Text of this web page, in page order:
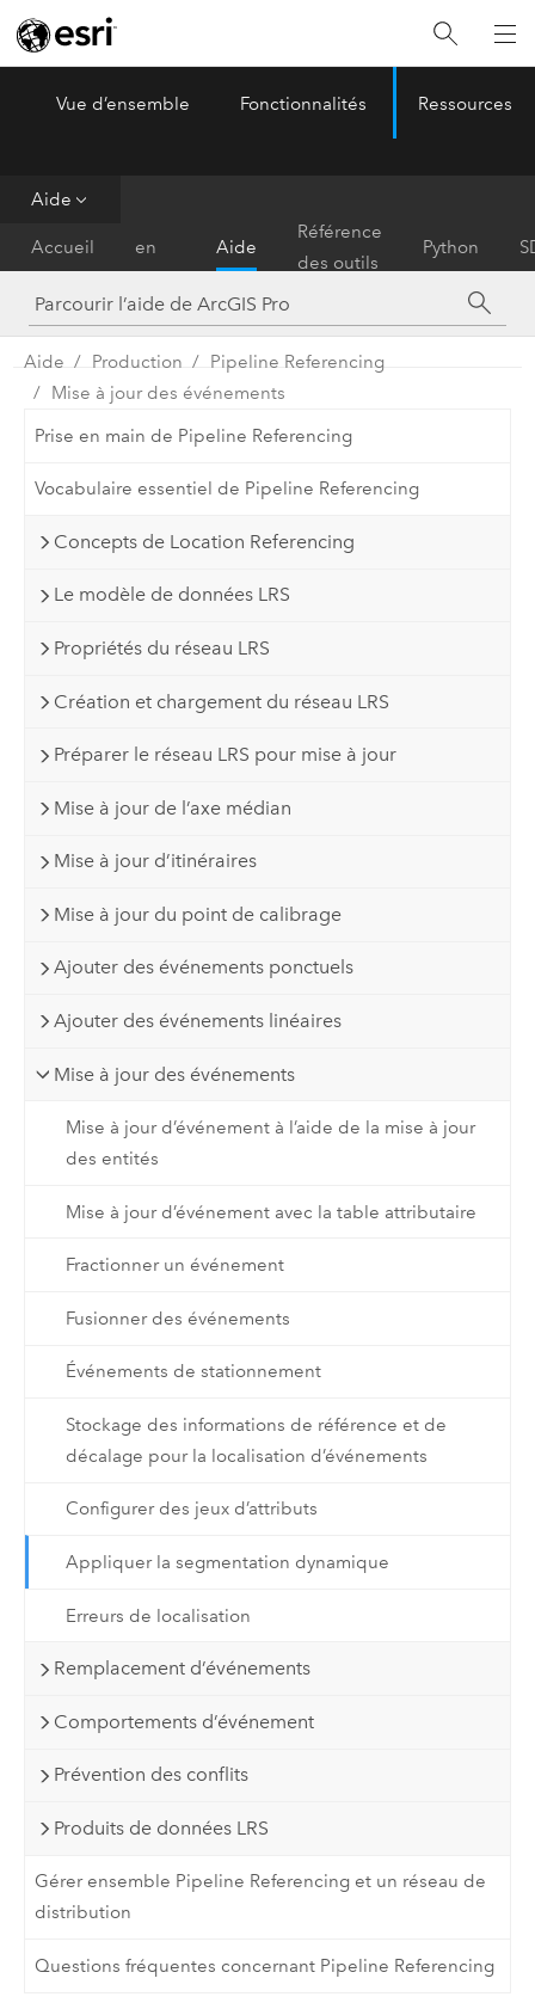
ArcGIS Pro
Vue d’ensemble Fonctionnalités Ressources
Aide
Accueil
en
main
Aide
Référence
des outils
Python
Aide Production
Pipeline Referencing
Mise à jour des événements
Prise en main de Pipeline Referencing
Vocabulaire essentiel de Pipeline Referencing
Concepts de Location Referencing
Le modèle de données LRS
Propriétés du réseau LRS
Création et chargement du réseau LRS
Préparer le réseau LRS pour mise à jour
Mise à jour de l’axe médian
Mise à jour d’itinéraires
Mise à jour du point de calibrage
Ajouter des événements ponctuels
Ajouter des événements linéaires
Mise à jour des événements
Mise à jour d’événement à l’aide de la mise à jour
des entités
Mise à jour d’événement avec la table attributaire
Fractionner un événement
Fusionner des événements
Événements de stationnement
Stockage des informations de référence et de
décalage pour la localisation d’événements
Configurer des jeux d’attributs
Appliquer la segmentation dynamique
Erreurs de localisation
Remplacement d’événements
Comportements d’événement
Prévention des conflits
Produits de données LRS
Gérer ensemble Pipeline Referencing et un réseau de
distribution
Questions fréquentes concernant Pipeline Referencing